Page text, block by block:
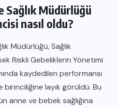
Sağlık Müdürlüğü
nasıl oldu?
Müdürlüğü, Sağlık
Riskli Gebeliklerin Yönetimi
kaydedilen performansı
birinciliğine layık görüldü. Bu
anne ve bebek sağlığına